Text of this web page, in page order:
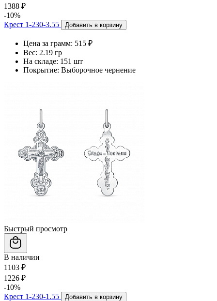
1388 ₽
-10%
Крест 1-230-3.55
Добавить в корзину
Цена за грамм: 515 ₽
Вес: 2.19 гр
На складе: 151 шт
Покрытие: Выборочное чернение
Быстрый просмотр
В наличии
1103 ₽
1226 ₽
-10%
Крест 1-230-1.55
Добавить в корзину